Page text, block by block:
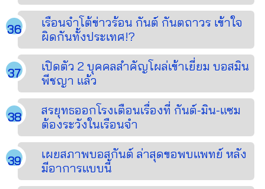
เรือนจำโต้ข่าวร้อน กันต์ กันตถาวร เข้าใจ
ผิดกันทั้งประเทศ!?
เปิดตัว 2 บุคคลสำคัญโผล่เข้าเยี่ยม บอสมิน
พีชญา แล้ว
สรยุทธออกโรงเตือนเรื่องที่ กันต์-มิน-แซม
ต้องระวังในเรือนจำ
เผยสภาพบอสกันต์ ล่าสุดขอพบแพทย์ หลัง
มีอาการแบบนี้